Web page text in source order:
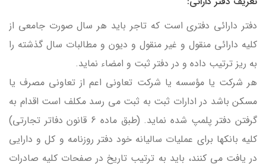
دفتر دارائی دفتری است كه تاجر باید هر سال صورت جامعی از
كلیه دارائی منقول و غیر منقول و دیون و مطالبات سال گذشته را
به ریز ترتیب داده و در دفتر ثبت و امضاء نماید.
هر شركت یا مؤسسه یا شركت تعاونی اعم از تعاونی مصرف یا
مسكن باشد در ادارات ثبت به ثبت می رسد مكلف است اقدام به
گرفتن دفتر پلمپ شده نماید. (طبق ماده 6 قانون دفاتر تجارتی)
كلیه بانكها برای عملیات سالیانه خود دفتر روزنامه و كل و دارایی
در یافت می كنند، باید به ترتیب تاریخ در صفحات كلیه صادرات